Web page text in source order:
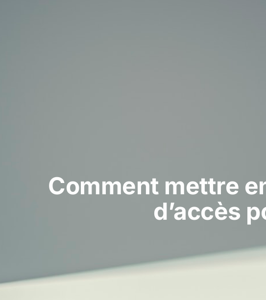
Comment mettre
d’accès